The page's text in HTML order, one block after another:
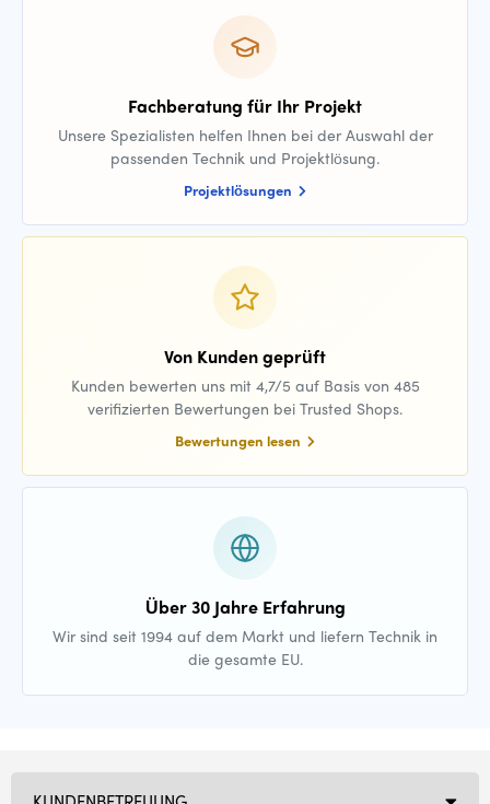
Fachberatung für Ihr Projekt
Unsere Spezialisten helfen Ihnen bei der Auswahl der
passenden Technik und Projektlösung.
Projektlösungen
Von Kunden geprüft
Kunden bewerten uns mit 4,7/5 auf Basis von 485
verifizierten Bewertungen bei Trusted Shops.
Bewertungen lesen
Über 30 Jahre Erfahrung
Wir sind seit 1994 auf dem Markt und liefern Technik in
die gesamte EU.